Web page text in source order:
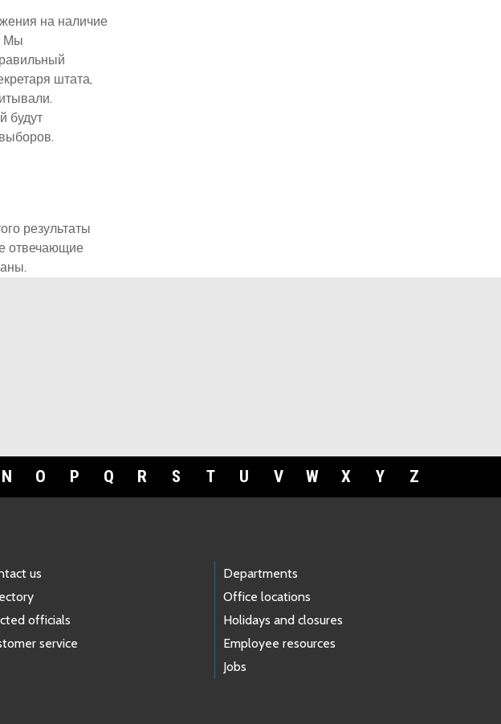
на наличие
Мы
штата,
будут
результаты
отвечающие
N O P Q R S T U V W X Y Z
us
officials
service
Departments
Office locations
Holidays and closures
Employee resources
Jobs